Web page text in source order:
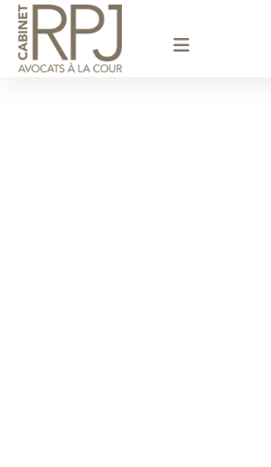
principal